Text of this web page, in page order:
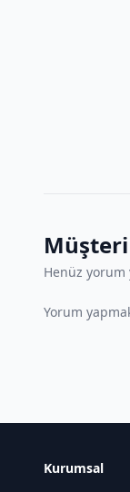
Henüz yorum
Yorum
Kurumsal